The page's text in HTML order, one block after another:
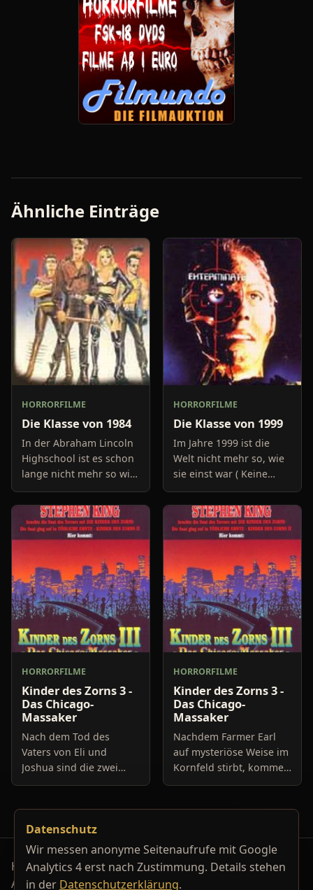
Ähnliche Einträge
HORRORFILME
Die Klasse von 1984
In der Abraham Lincoln
Highschool ist es schon
lange nicht mehr so wie
es sich eigentlich für ein
Bildungsinstitut gehört.
Die Lehrer haben die
inoffizielle
HORRORFILME
Die Klasse von 1999
Im Jahre 1999 ist die
Welt nicht mehr so, wie
sie einst war ( Keine
Angst! Der Film hat
schon ein paar Jahre auf
dem Buckel ).
Kampflustige Gangs
HORRORFILME
Kinder des Zorns 3 -
Das Chicago-
Massaker
Nach dem Tod des
Vaters von Eli und
Joshua sind die zwei
Jungs aus Gattlin
seinem älteren Bruder
Joshua, dass ihr Vater
auf einmal
HORRORFILME
Kinder des Zorns 3 -
Das Chicago-
Massaker
Nachdem Farmer Earl
auf mysteriöse Weise im
Kornfeld stirbt, kommen
Sohn Joshua und sein
Chicago zu neuen
Horrorfilm-Reviews, Serienkiller-Profile und Genre-
Archiv.
Datenschutz
Wir messen anonyme Seitenaufrufe mit Google
Analytics 4 erst nach Zustimmung. Details stehen
in der Datenschutzerklärung.